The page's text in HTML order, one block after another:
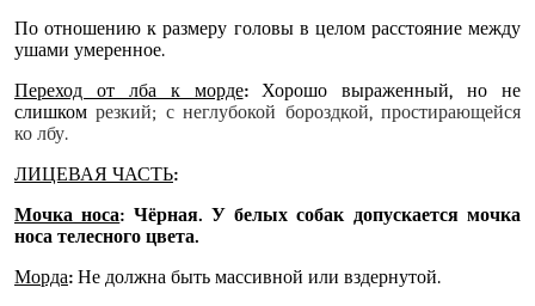
По отношению к размеру головы в целом расстояние между
ушами умеренное.
Переход от лба к морде:Хорошо выраженный, но не
слишкомрезкий; с неглубокой бороздкой, простирающейся
ко лбу.
ЛИЦЕВАЯ ЧАСТЬ:
Мочка носа: Чёрная. У белых собак допускается мочка
носа телесного цвета.
Морда: Не должна быть массивной или вздернутой.